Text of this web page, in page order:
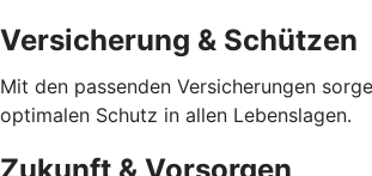
Versicherung & Schützen
Mit den passenden Versicherungen
optimalen Schutz in allen Lebenslagen.
Zukunft & Vorsorgen